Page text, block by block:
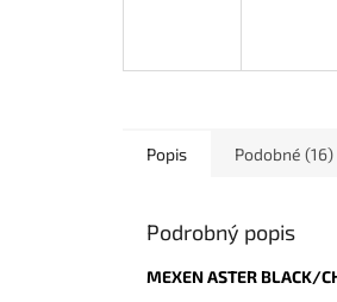
Popis Podobné (16)
Podrobný popis
MEXEN ASTER